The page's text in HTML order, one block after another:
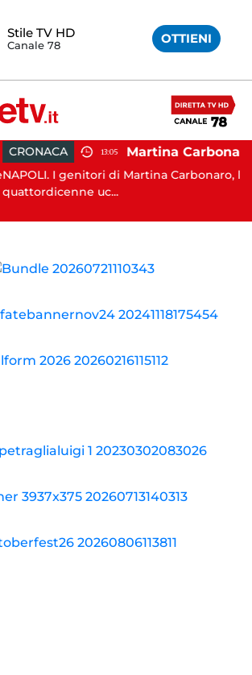
Stile TV HD
Canale 78 OTTIENI
13:05
I genitori di Martina Carbonaro, la
uc...